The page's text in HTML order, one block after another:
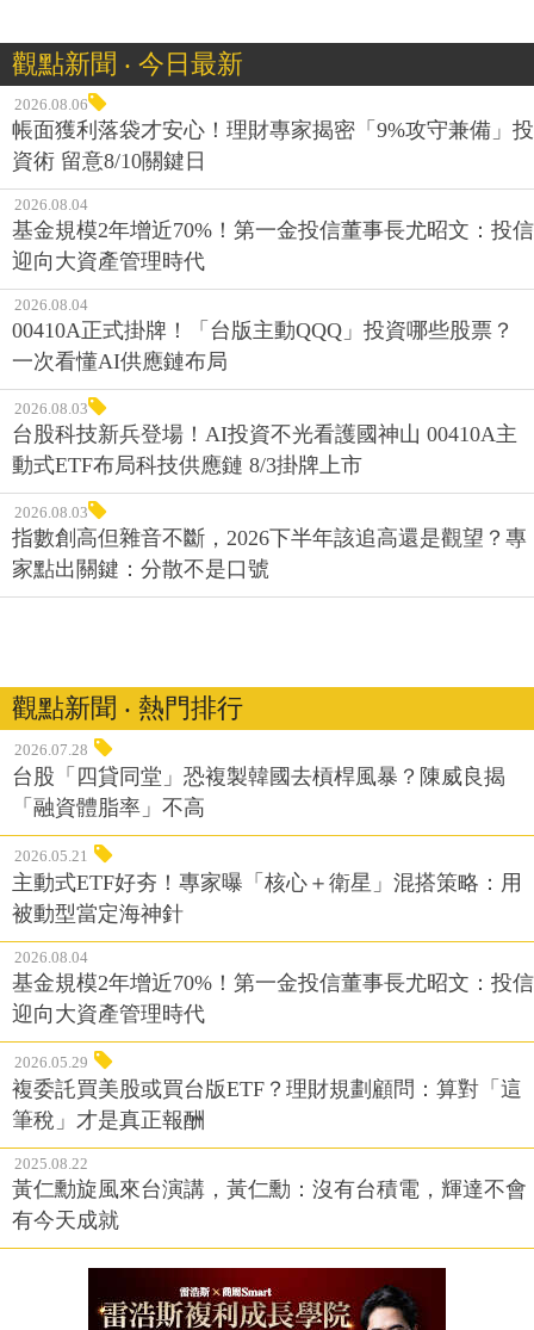
觀點新聞 ‧ 今日最新
2026.08.06
帳面獲利落袋才安心！理財專家揭密「9%攻守兼備」投
資術 留意8/10關鍵日
2026.08.04
基金規模2年增近70%！第一金投信董事長尤昭文：投信
迎向大資產管理時代
2026.08.04
00410A正式掛牌！「台版主動QQQ」投資哪些股票？
一次看懂AI供應鏈布局
2026.08.03
台股科技新兵登場！AI投資不光看護國神山 00410A主
動式ETF布局科技供應鏈 8/3掛牌上市
2026.08.03
指數創高但雜音不斷，2026下半年該追高還是觀望？專
家點出關鍵：分散不是口號
觀點新聞 ‧ 熱門排行
2026.07.28
台股「四貸同堂」恐複製韓國去槓桿風暴？陳威良揭
「融資體脂率」不高
2026.05.21
主動式ETF好夯！專家曝「核心＋衛星」混搭策略：用
被動型當定海神針
2026.08.04
基金規模2年增近70%！第一金投信董事長尤昭文：投信
迎向大資產管理時代
2026.05.29
複委託買美股或買台版ETF？理財規劃顧問：算對「這
筆稅」才是真正報酬
2025.08.22
黃仁勳旋風來台演講，黃仁勳：沒有台積電，輝達不會
有今天成就